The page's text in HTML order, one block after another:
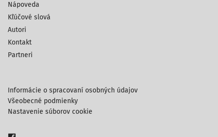
Nápoveda
Kľúčové slová
Autori
Kontakt
Partneri
Informácie o spracovaní osobných údajov
Všeobecné podmienky
Nastavenie súborov cookie